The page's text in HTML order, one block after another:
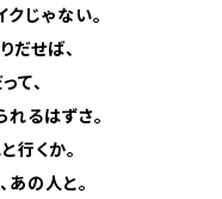
じゃない。
だせば、
て、
るはずさ。
行くか。
あの人と。